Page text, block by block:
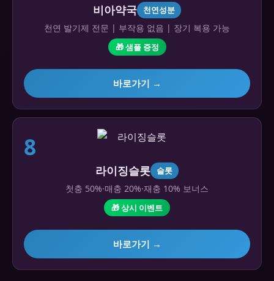
비아약국 천연성분
천연 발기제 전문 | 부작용 없음 | 장기 복용 가능
🎁 샘플 증정
바로가기 →
8
라이징슬롯 슬롯
첫충 50%·매충 20%·재충 10% 보너스
🎁 상시 이벤트
바로가기 →